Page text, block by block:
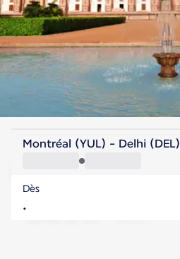
Inde
Inde
Montréal (YUL) - Delhi (DEL)
Dès